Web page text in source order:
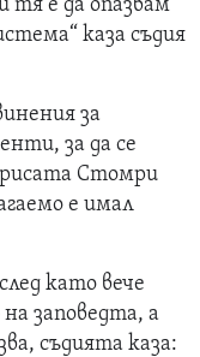
тя е да опазвам
каза съдия
за
за да се
Стомри
е имал
като вече
заповедта, а
съдията каза: